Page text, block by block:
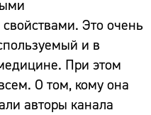
Это очень
и в
При этом
О том, кому она
авторы канала